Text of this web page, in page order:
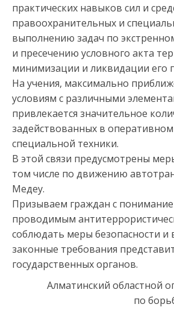
практических навыков сил и
правоохранительных и
выполнению задач по
и пресечению условного акта
минимизации и ликвидации его
На учения, максимально
условиям с различными
привлекается значительное
задействованных в
специальной техники.
В этой связи предусмотрены
том числе по движению
Медеу.
Призываем граждан с
проводимым
соблюдать меры безопасности и
законные требования
государственных органов.
Алматинский областной
по